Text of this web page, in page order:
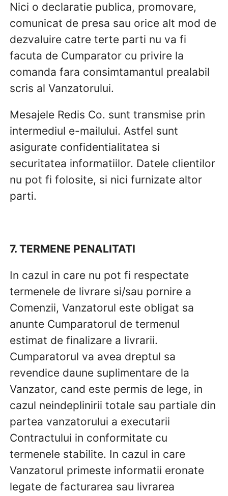
Nici o declaratie publica, promovare,
comunicat de presa sau orice alt mod de
dezvaluire catre terte parti nu va fi
facuta de Cumparator cu privire la
comanda fara consimtamantul prealabil
scris al Vanzatorului.
Mesajele Redis Co. sunt transmise prin
intermediul e-mailului. Astfel sunt
asigurate confidentialitatea si
securitatea informatiilor. Datele clientilor
nu pot fi folosite, si nici furnizate altor
parti.
7. TERMENE PENALITATI
In cazul in care nu pot fi respectate
termenele de livrare si/sau pornire a
Comenzii, Vanzatorul este obligat sa
anunte Cumparatorul de termenul
estimat de finalizare a livrarii.
Cumparatorul va avea dreptul sa
revendice daune suplimentare de la
Vanzator, cand este permis de lege, in
cazul neindeplinirii totale sau partiale din
partea vanzatorului a executarii
Contractului in conformitate cu
termenele stabilite. In cazul in care
Vanzatorul primeste informatii eronate
legate de facturarea sau livrarea